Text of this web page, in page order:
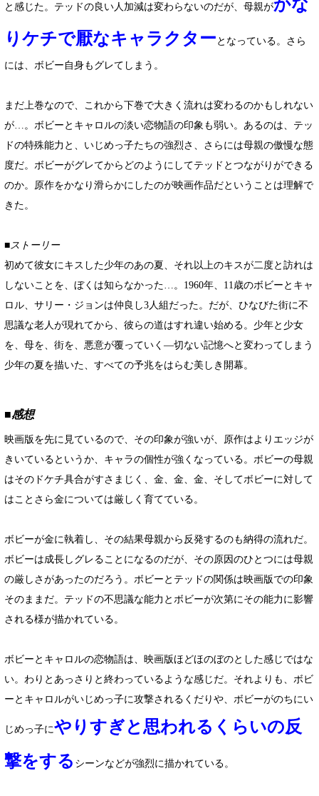
と感じた。テッドの良い人加減は変わらないのだが、母親がかな
りケチで厭なキャラクター となっている。さら
には、ボビー自身もグレてしまう。
まだ上巻なので、これから下巻で大きく流れは変わるのかもしれない
が…。ボビーとキャロルの淡い恋物語の印象も弱い。あるのは、テッ
ドの特殊能力と、いじめっ子たちの強烈さ、さらには母親の傲慢な態
度だ。ボビーがグレてからどのようにしてテッドとつながりができる
のか。原作をかなり滑らかにしたのが映画作品だということは理解で
きた。
■ストーリー
初めて彼女にキスした少年のあの夏、それ以上のキスが二度と訪れは
しないことを、ぼくは知らなかった…。1960年、11歳のボビーとキャ
ロル、サリー・ジョンは仲良し3人組だった。だが、ひなびた街に不
思議な老人が現れてから、彼らの道はすれ違い始める。少年と少女
を、母を、街を、悪意が覆っていく―切ない記憶へと変わってしまう
少年の夏を描いた、すべての予兆をはらむ美しき開幕。
■感想
映画版を先に見ているので、その印象が強いが、原作はよりエッジが
きいているというか、キャラの個性が強くなっている。ボビーの母親
はそのドケチ具合がすさまじく、金、金、金、そしてボビーに対して
はことさら金については厳しく育てている。
ボビーが金に執着し、その結果母親から反発するのも納得の流れだ。
ボビーは成長しグレることになるのだが、その原因のひとつには母親
の厳しさがあったのだろう。ボビーとテッドの関係は映画版での印象
そのままだ。テッドの不思議な能力とボビーが次第にその能力に影響
される様が描かれている。
ボビーとキャロルの恋物語は、映画版ほどほのぼのとした感じではな
い。わりとあっさりと終わっているような感じだ。それよりも、ボビ
ーとキャロルがいじめっ子に攻撃されるくだりや、ボビーがのちにい
じめっ子にやりすぎと思われるくらいの反
撃をする シーンなどが強烈に描かれている。